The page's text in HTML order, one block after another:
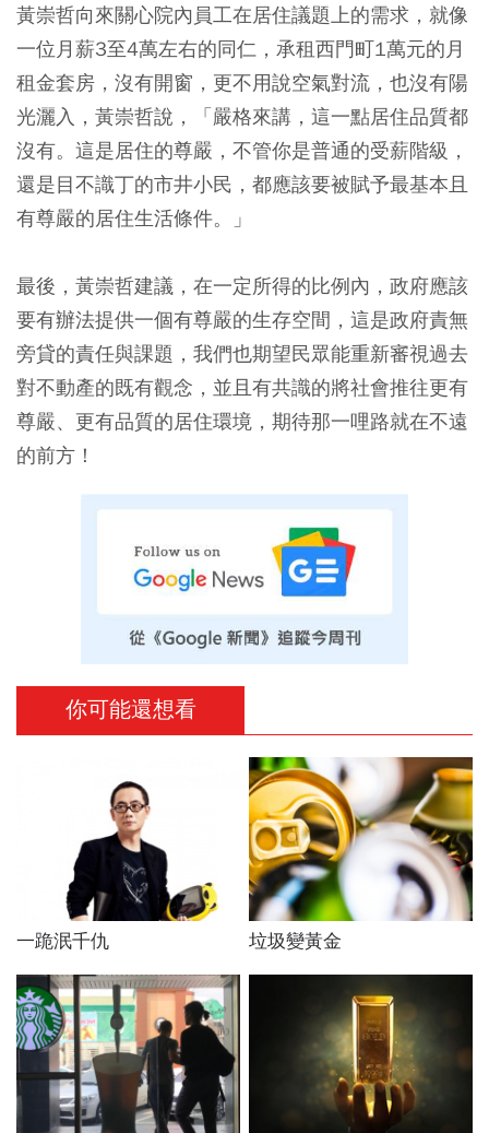
黃崇哲向來關心院內員工在居住議題上的需求，就像
一位月薪3至4萬左右的同仁，承租西門町1萬元的月
租金套房，沒有開窗，更不用說空氣對流，也沒有陽
光灑入，黃崇哲說，「嚴格來講，這一點居住品質都
沒有。這是居住的尊嚴，不管你是普通的受薪階級，
還是目不識丁的市井小民，都應該要被賦予最基本且
有尊嚴的居住生活條件。」
最後，黃崇哲建議，在一定所得的比例內，政府應該
要有辦法提供一個有尊嚴的生存空間，這是政府責無
旁貸的責任與課題，我們也期望民眾能重新審視過去
對不動產的既有觀念，並且有共識的將社會推往更有
尊嚴、更有品質的居住環境，期待那一哩路就在不遠
的前方！
你可能還想看
一跪泯千仇 垃圾變黃金